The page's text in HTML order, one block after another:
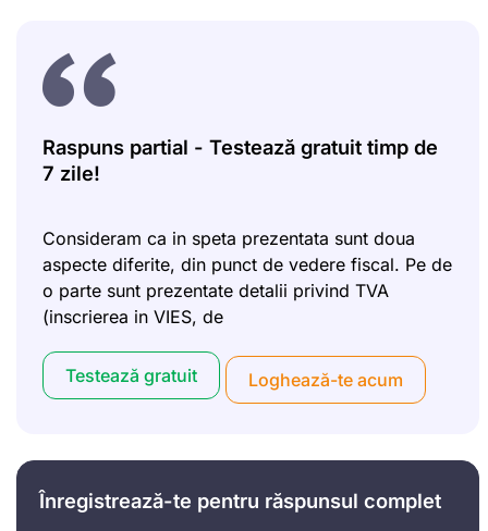
Raspuns partial - Testează gratuit timp de
7 zile!
Consideram ca in speta prezentata sunt doua
aspecte diferite, din punct de vedere fiscal. Pe de
o parte sunt prezentate detalii privind TVA
(inscrierea in VIES, de
Testează gratuit Loghează-te acum
Înregistrează-te pentru răspunsul complet